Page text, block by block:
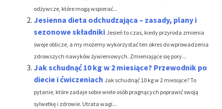
odżywcze, które mogą wspierać...
Jesienna dieta odchudzająca – zasady, plany i
sezonowe składniki Jesień to czas, kiedy przyroda zmienia
swoje oblicze, a my możemy wykorzystać ten okres do wprowadzenia
zdrowszych nawyków żywieniowych. Zmieniające się pory...
Jak schudnąć 10 kg w 2 miesiące? Przewodnik po
diecie i ćwiczeniach Jak schudnąć 10 kg w 2 miesiące? To
pytanie, które zadaje sobie wiele osób pragnących poprawić swoją
sylwetkę i zdrowie. Utrata wagi...